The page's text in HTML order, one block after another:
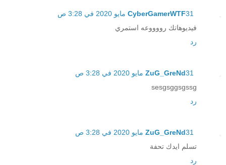
CyberGamerWTF31 مايو 2020 في 3:28 ص
فيديوهاتك رووووعه استمري
رد
ZuG_GreNd31 مايو 2020 في 3:28 ص
sesgsggsgssg
رد
ZuG_GreNd31 مايو 2020 في 3:28 ص
تسلم ايدك تحفة
رد